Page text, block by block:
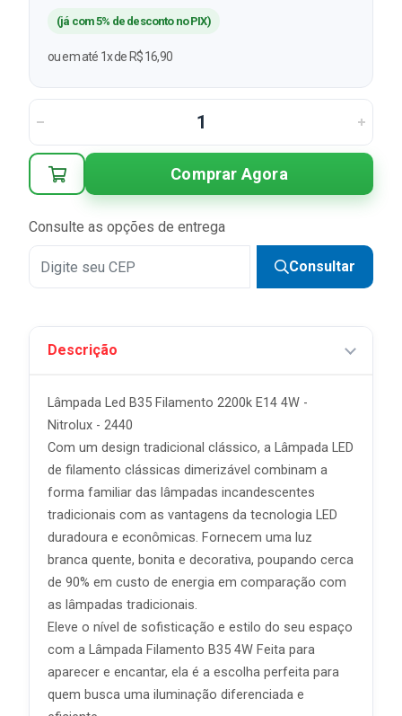
(já com 5% de desconto no PIX)
ou em até 1x de R$ 16,90
Comprar Agora
Consulte as opções de entrega
Consultar
Descrição
Lâmpada Led B35 Filamento 2200k E14 4W -
Nitrolux - 2440
Com um design tradicional clássico, a Lâmpada LED
de filamento clássicas dimerizável combinam a
forma familiar das lâmpadas incandescentes
tradicionais com as vantagens da tecnologia LED
duradoura e econômicas. Fornecem uma luz
branca quente, bonita e decorativa, poupando cerca
de 90% em custo de energia em comparação com
as lâmpadas tradicionais.
Eleve o nível de sofisticação e estilo do seu espaço
com a Lâmpada Filamento B35 4W Feita para
aparecer e encantar, ela é a escolha perfeita para
quem busca uma iluminação diferenciada e